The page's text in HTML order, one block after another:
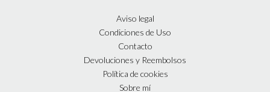
Aviso legal
Condiciones de Uso
Contacto
Devoluciones y Reembolsos
Política de cookies
Sobre mí